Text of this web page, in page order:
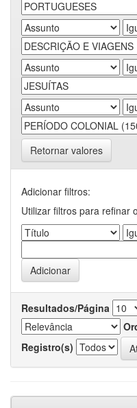
Retornar valores
Adicionar filtros:
Utilizar filtros para refinar
Resultados/Página
Registro(s)